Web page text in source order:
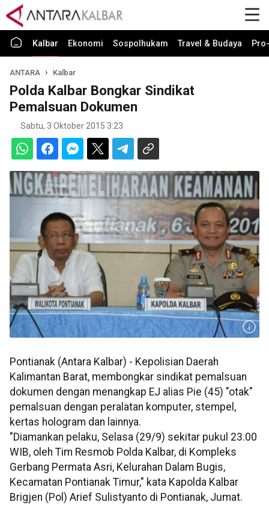
Kalbar Ekonomi Sospolhukam Travel & Budaya
ANTARA Kalbar
Polda Kalbar Bongkar Sindikat
Pemalsuan Dokumen
Sabtu, 3 Oktober 2015 3:23
Pontianak (Antara Kalbar) - Kepolisian Daerah
Kalimantan Barat, membongkar sindikat pemalsuan
dokumen dengan menangkap EJ alias Pie (45) "otak"
pemalsuan dengan peralatan komputer, stempel,
kertas hologram dan lainnya.
"Diamankan pelaku, Selasa (29/9) sekitar pukul 23.00
WIB, oleh Tim Resmob Polda Kalbar, di Kompleks
Gerbang Permata Asri, Kelurahan Dalam Bugis,
Kecamatan Pontianak Timur," kata Kapolda Kalbar
Brigjen (Pol) Arief Sulistyanto di Pontianak, Jumat.